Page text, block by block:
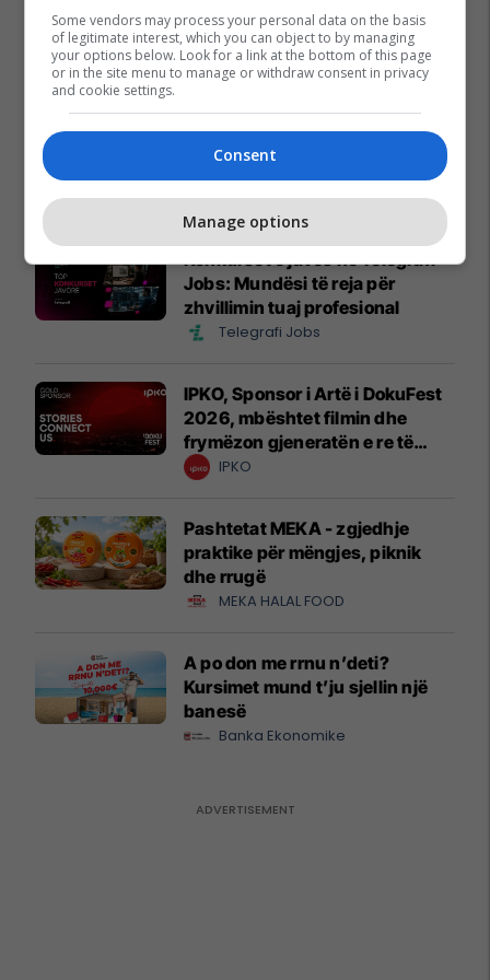
Promo Reklamo këtu
Konkurset e javës në Telegrafi
Jobs: Mundësi të reja për
zhvillimin tuaj profesional
Telegrafi Jobs
IPKO, Sponsor i Artë i DokuFest
2026, mbështet filmin dhe
frymëzon gjeneratën e re të
krijuesve
IPKO
Pashtetat MEKA - zgjedhje
praktike për mëngjes, piknik
dhe rrugë
MEKA HALAL FOOD
A po don me rrnu n’deti?
Kursimet mund t’ju sjellin një
banesë
Banka Ekonomike
Some vendors may process your personal data on the basis
of legitimate interest, which you can object to by managing
your options below. Look for a link at the bottom of this page
or in the site menu to manage or withdraw consent in privacy
and cookie settings.
Consent
Manage options